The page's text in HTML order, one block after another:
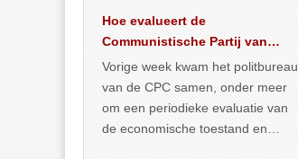
vergroening… >> lees meer
Hoe evalueert de
Communistische Partij van
China de economische
toestand?
Vorige week kwam het politbureau
van de CPC samen, onder meer
om een periodieke evaluatie van
de economische toestand en